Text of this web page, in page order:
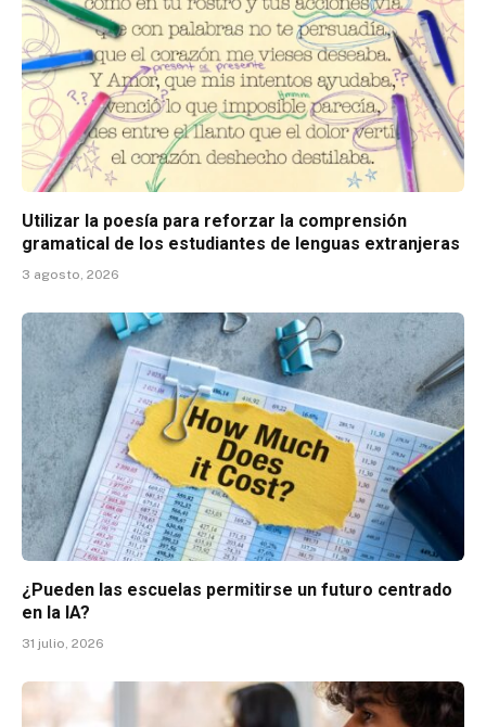
Utilizar la poesía para reforzar la comprensión
gramatical de los estudiantes de lenguas extranjeras
3 agosto, 2026
¿Pueden las escuelas permitirse un futuro centrado
en la IA?
31 julio, 2026